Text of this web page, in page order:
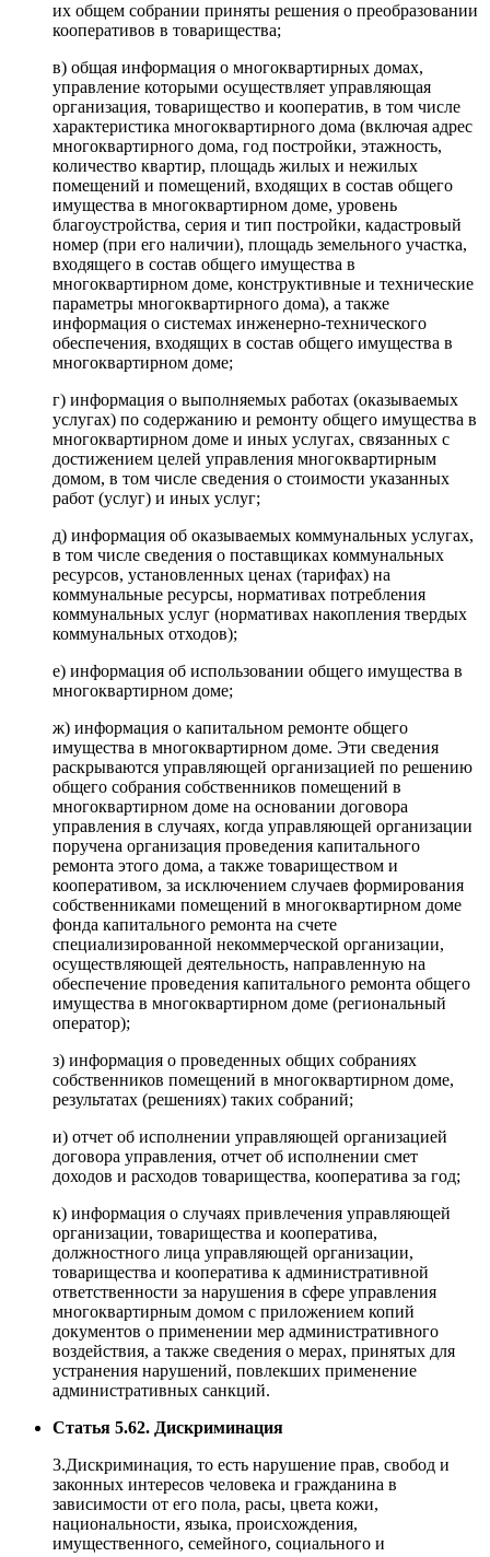
их общем собрании приняты решения о преобразовании
кооперативов в товарищества;
в) общая информация о многоквартирных домах,
управление которыми осуществляет управляющая
организация, товарищество и кооператив, в том числе
характеристика многоквартирного дома (включая адрес
многоквартирного дома, год постройки, этажность,
количество квартир, площадь жилых и нежилых
помещений и помещений, входящих в состав общего
имущества в многоквартирном доме, уровень
благоустройства, серия и тип постройки, кадастровый
номер (при его наличии), площадь земельного участка,
входящего в состав общего имущества в
многоквартирном доме, конструктивные и технические
параметры многоквартирного дома), а также
информация о системах инженерно-технического
обеспечения, входящих в состав общего имущества в
многоквартирном доме;
г) информация о выполняемых работах (оказываемых
услугах) по содержанию и ремонту общего имущества в
многоквартирном доме и иных услугах, связанных с
достижением целей управления многоквартирным
домом, в том числе сведения о стоимости указанных
работ (услуг) и иных услуг;
д) информация об оказываемых коммунальных услугах,
в том числе сведения о поставщиках коммунальных
ресурсов, установленных ценах (тарифах) на
коммунальные ресурсы, нормативах потребления
коммунальных услуг (нормативах накопления твердых
коммунальных отходов);
е) информация об использовании общего имущества в
многоквартирном доме;
ж) информация о капитальном ремонте общего
имущества в многоквартирном доме. Эти сведения
раскрываются управляющей организацией по решению
общего собрания собственников помещений в
многоквартирном доме на основании договора
управления в случаях, когда управляющей организации
поручена организация проведения капитального
ремонта этого дома, а также товариществом и
кооперативом, за исключением случаев формирования
собственниками помещений в многоквартирном доме
фонда капитального ремонта на счете
специализированной некоммерческой организации,
осуществляющей деятельность, направленную на
обеспечение проведения капитального ремонта общего
имущества в многоквартирном доме (региональный
оператор);
з) информация о проведенных общих собраниях
собственников помещений в многоквартирном доме,
результатах (решениях) таких собраний;
и) отчет об исполнении управляющей организацией
договора управления, отчет об исполнении смет
доходов и расходов товарищества, кооператива за год;
к) информация о случаях привлечения управляющей
организации, товарищества и кооператива,
должностного лица управляющей организации,
товарищества и кооператива к административной
ответственности за нарушения в сфере управления
многоквартирным домом с приложением копий
документов о применении мер административного
воздействия, а также сведения о мерах, принятых для
устранения нарушений, повлекших применение
административных санкций.
Статья 5.62. Дискриминация
3.Дискриминация, то есть нарушение прав, свобод и
законных интересов человека и гражданина в
зависимости от его пола, расы, цвета кожи,
национальности, языка, происхождения,
имущественного, семейного, социального и